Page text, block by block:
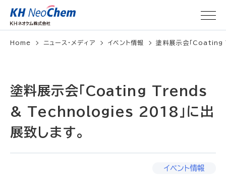
Home ニュース・メディア イベント情報 塗料展示会「
塗料展示会「Coating Trends
& Technologies 2018」に出
展致します。
イベント情報